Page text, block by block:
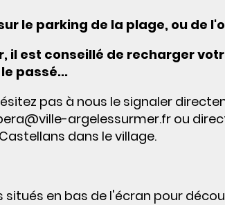
le parking de la plage, ou de
il est conseillé de recharger
passé...
pas à nous le signaler
argelessurmer.fr ou
dans le village.
situés en bas de l'écran pour